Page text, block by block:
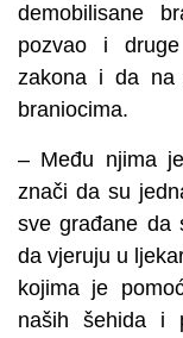
demobilisane
pozvao i
zakona i da na
braniocima.
– Među njima
znači da su
sve građane da
da vjeruju u
kojima je
naših šehida i